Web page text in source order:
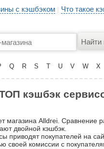
с кэшбэком | Что такое
Q R S T U V W X
кэшбэк
магазина Alldrei.
двойной кэшбэк.
приводят покупателей на
своей комиссии с